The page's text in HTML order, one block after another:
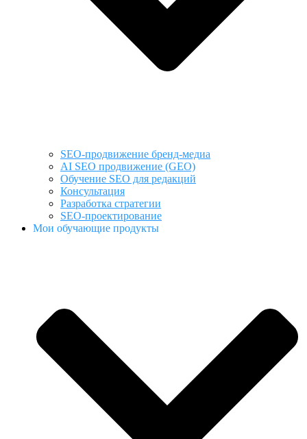
SEO-продвижение бренд-медиа
AI SEO продвижение (GEO)
Обучение SEO для редакций
Консультация
Разработка стратегии
SEO-проектирование
Мои обучающие продукты